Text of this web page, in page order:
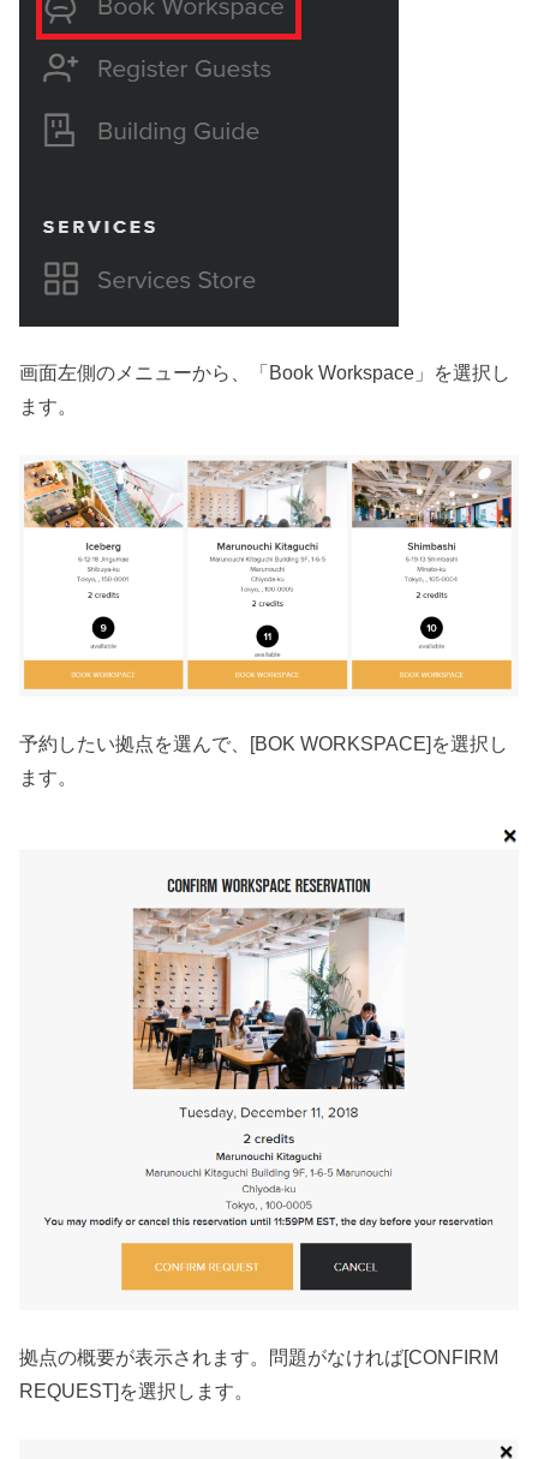
画面左側のメニューから、「Book Workspace」を選択し
ます。
予約したい拠点を選んで、[BOK WORKSPACE]を選択し
ます。
拠点の概要が表示されます。問題がなければ[CONFIRM
REQUEST]を選択します。